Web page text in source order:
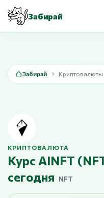
Забирай
Забирай Криптовалюты
КРИПТОВАЛЮТА
Курс AINFT
сегодня
NFT